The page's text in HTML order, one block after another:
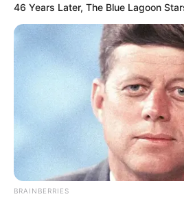
46 Years Later, The Blue Lagoon
BRAINBERRIES